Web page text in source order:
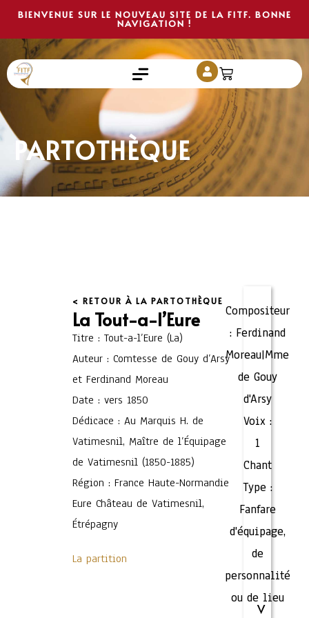
BIENVENUE SUR LE NOUVEAU SITE DE LA FITF. BONNE
NAVIGATION !
PARTOTHÈQUE
< RETOUR À LA PARTOTHÈQUE
La Tout-a-l’Eure
Titre : Tout-a-l’Eure (La)
Auteur : Comtesse de Gouy d’Arsy
et Ferdinand Moreau
Date : vers 1850
Dédicace : Au Marquis H. de
Vatimesnil, Maître de l’Équipage
de Vatimesnil (1850-1885)
Région : France Haute-Normandie
Eure Château de Vatimesnil,
Étrépagny
La partition
Compositeur
: Ferdinand
Moreau|Mme
de Gouy
d'Arsy
Voix :
1
Chant
Type :
Fanfare
d'équipage,
de
personnalité
ou de lieu
V